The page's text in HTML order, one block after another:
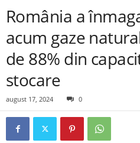
România a
acum gaze
de 88% din
stocare
august 17, 2024 0